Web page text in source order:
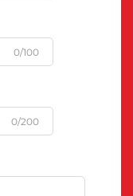
0/100
0/200